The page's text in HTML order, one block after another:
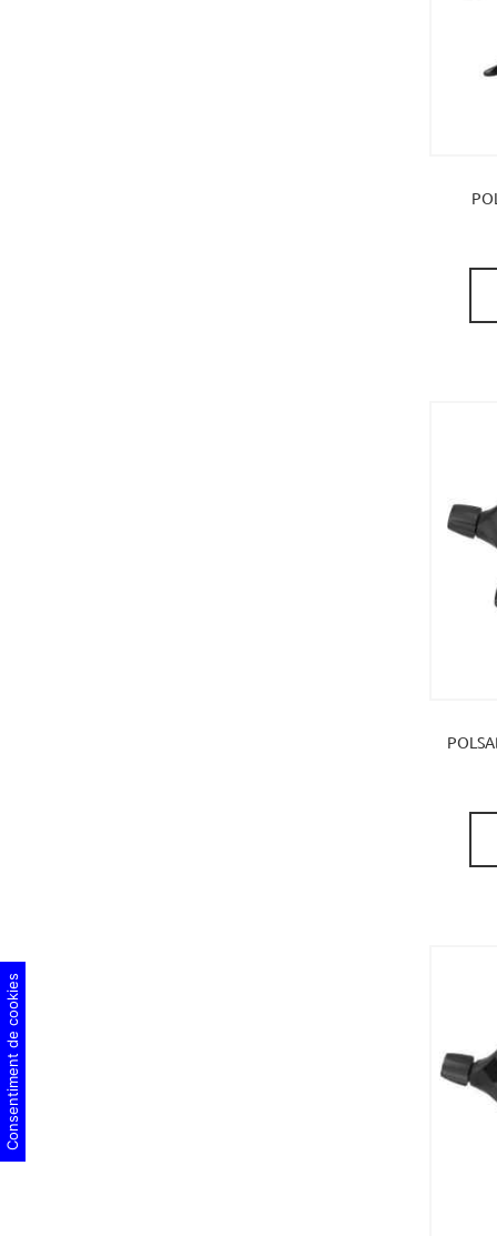
Consentiment de cookies